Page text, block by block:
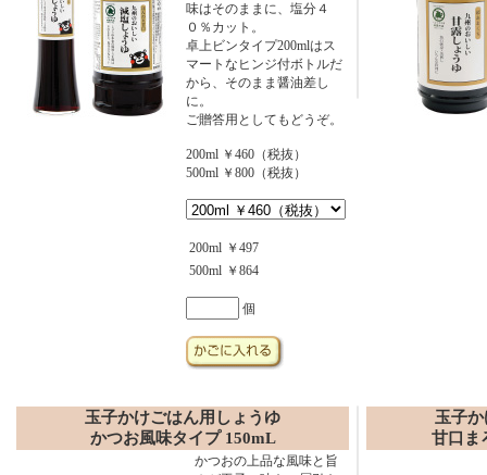
味はそのままに、塩分４
０％カット。
卓上ビンタイプ200mlはス
マートなヒンジ付ボトルだ
から、そのまま醤油差し
に。
ご贈答用としてもどうぞ。
200ml ￥460（税抜）
500ml ￥800（税抜）
200ml ￥497
500ml ￥864
個
玉子かけごはん用しょうゆ
かつお風味タイプ 150mL
かつおの上品な風味と旨
玉子
甘口ま